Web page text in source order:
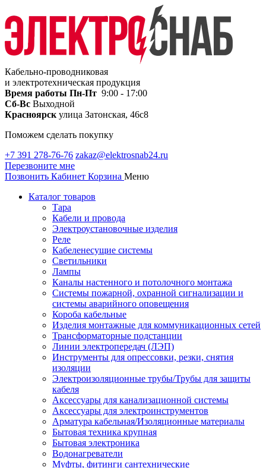
Кабельно-проводниковая
и электротехническая продукция
Время работы Пн-Пт 9:00 - 17:00
Сб-Вс Выходной
Красноярск улица Затонская, 46с8
Поможем сделать покупку
+7 391 278-76-76 zakaz@elektrosnab24.ru
Перезвоните мне
Позвонить Кабинет Корзина Меню
Каталог товаров
Тара
Кабели и провода
Электроустановочные изделия
Реле
Кабеленесущие системы
Светильники
Лампы
Каналы настенного и потолочного монтажа
Системы пожарной, охранной сигнализации и
системы аварийного оповещения
Короба кабельные
Изделия монтажные для коммуникационных сетей
Трансформаторные подстанции
Линии электропередач (ЛЭП)
Инструменты для опрессовки, резки, снятия
изоляции
Электроизоляционные трубы/Трубы для защиты
кабеля
Аксессуары для канализационной системы
Аксессуары для электроинструментов
Арматура кабельная/Изоляционные материалы
Бытовая техника крупная
Бытовая электроника
Водонагреватели
Муфты, фитинги сантехнические